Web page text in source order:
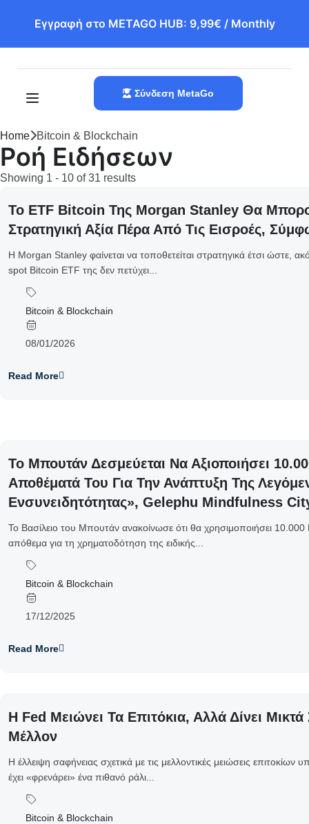
Εγγραφή στο METAGO HUB: 9,99€ / Monthly
Σύνδεση MetaGo
Home Bitcoin & Blockchain
Ροή Ειδήσεων
Showing 1 - 10 of 31 results
Το ETF Bitcoin Της Morgan Stanley Θα
Στρατηγική Αξία Πέρα Από Τις Εισροές,
Η Morgan Stanley φαίνεται να τοποθετείται στρατηγικά έτσι ώστε,
spot Bitcoin ETF της δεν πετύχει...
Bitcoin & Blockchain
08/01/2026
Read More
Το Μπουτάν Δεσμεύεται Να Αξιοποιήσει
Αποθέματά Του Για Την Ανάπτυξη Της
Ενσυνειδητότητας», Gelephu Mindfulness
Το Βασίλειο του Μπουτάν ανακοίνωσε ότι θα χρησιμοποιήσει
απόθεμα για τη χρηματοδότηση της ειδικής...
Bitcoin & Blockchain
17/12/2025
Read More
Η Fed Μειώνει Τα Επιτόκια, Αλλά Δίνει Μικτά
Μέλλον
Η έλλειψη σαφήνειας σχετικά με τις μελλοντικές μειώσεις
έχει «φρενάρει» ένα πιθανό ράλι...
Bitcoin & Blockchain